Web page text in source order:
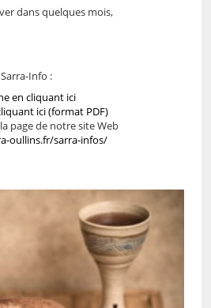
dans quelques mois,
Info :
en cliquant ici
ici (format PDF)
page de notre site Web
oullins.fr/sarra-infos/